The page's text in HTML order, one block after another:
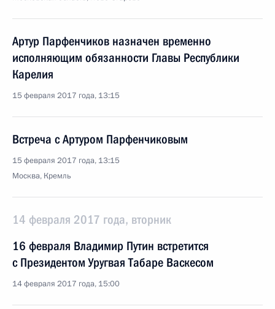
Артур Парфенчиков назначен временно
исполняющим обязанности Главы Республики
Карелия
15 февраля 2017 года, 13:15
Встреча с Артуром Парфенчиковым
15 февраля 2017 года, 13:15
Москва, Кремль
14 февраля 2017 года, вторник
16 февраля Владимир Путин встретится
с Президентом Уругвая Табаре Васкесом
14 февраля 2017 года, 15:00